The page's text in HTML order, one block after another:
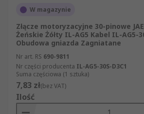
W magazynie
Złącze motoryzacyjne 30-pinowe
Żeńskie Żółty IL-AG5 Kabel IL-AG5-
Obudowa gniazda Zagniatane
Nr art. RS 690-9811
Nr części producenta IL-AG5-30S-D3C1
Suma częściowa (1 sztuka)
7,83 zł(bez VAT)
Ilość